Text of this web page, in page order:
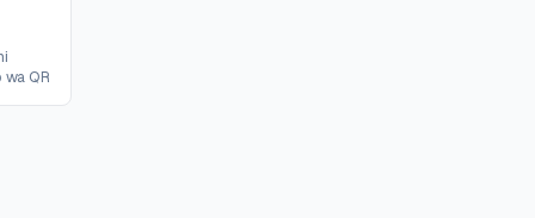
QR